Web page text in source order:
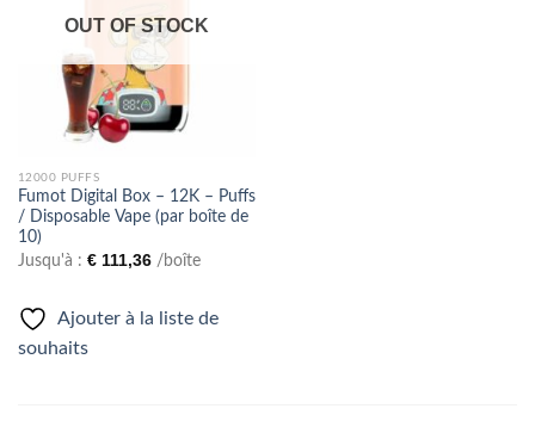
souhaits
OUT OF STOCK
12000 PUFFS
Fumot Digital Box – 12K – Puffs
/ Disposable Vape (par boîte de
10)
Jusqu'à : €111,36/boîte
Ajouter à la liste de
souhaits